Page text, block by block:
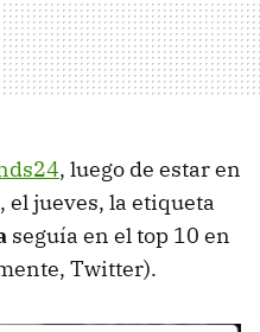
, luego de estar en
el jueves, la etiqueta
seguía en el top 10 en
Twitter).